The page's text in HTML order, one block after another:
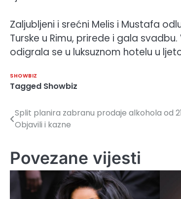
Zaljubljeni i srećni Melis i Mustafa
Turske u Rimu, prirede i gala
odigrala se u luksuznom hotelu u
SHOWBIZ
Tagged Showbiz
Navigacija
članaka
Split planira zabranu prodaje alkohola od
Objavili i kazne
Povezane vijesti